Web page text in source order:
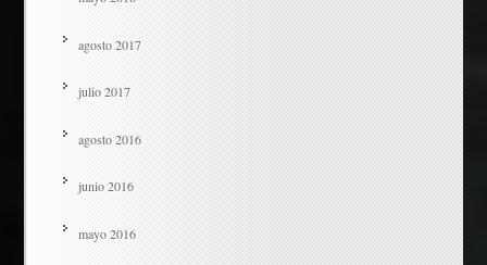
agosto 2017
julio 2017
agosto 2016
junio 2016
mayo 2016